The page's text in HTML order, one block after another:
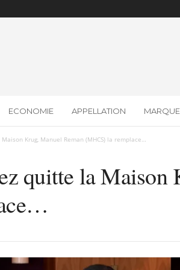
ECONOMIE APPELLATION
Krug, Manuel Reman (MHCS) la remplace…
quitte la Maison